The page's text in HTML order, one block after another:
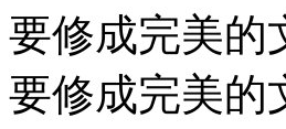
要修成完美的
要修成完美的